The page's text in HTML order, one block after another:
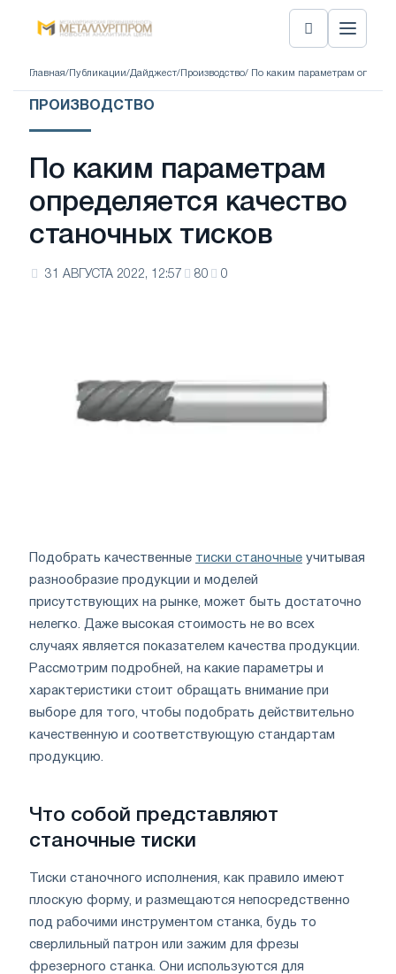
Главная/ Публикации/Дайджест/ Производство/ По каким параметрам
ПРОИЗВОДСТВО
По каким параметрам
определяется качество
станочных тисков
31 АВГУСТА 2022, 12:57 80 0
Подобрать качественные тиски станочные учитывая
разнообразие продукции и моделей
присутствующих на рынке, может быть достаточно
нелегко. Даже высокая стоимость не во всех
случаях является показателем качества продукции.
Рассмотрим подробней, на какие параметры и
характеристики стоит обращать внимание при
выборе для того, чтобы подобрать действительно
качественную и соответствующую стандартам
продукцию.
Что собой представляют
станочные тиски
Тиски станочного исполнения, как правило имеют
плоскую форму, и размещаются непосредственно
под рабочими инструментом станка, будь то
сверлильный патрон или зажим для фрезы
фрезерного станка. Они используются для